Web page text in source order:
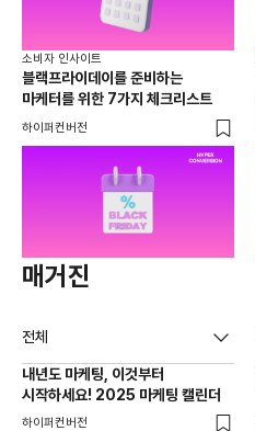
소비자 인사이트
블랙프라이데이를 준비하는
마케터를 위한 7가지 체크리스트
하이퍼컨버전
매거진
전체
내년도 마케팅, 이것부터
시작하세요! 2025 마케팅 캘린더
하이퍼컨버전